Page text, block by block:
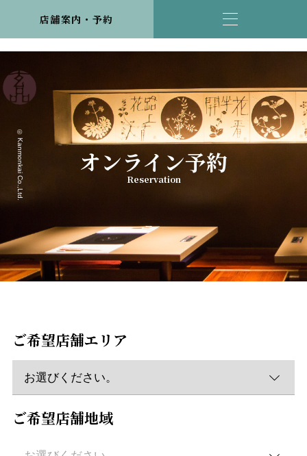
店舗案内・予約
© Kanmonkai Co.,Ltd. オンライン予約
Reservation
ご希望店舗エリア
ご希望店舗地域